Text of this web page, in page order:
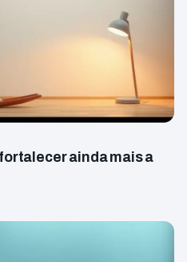
ainda mais a